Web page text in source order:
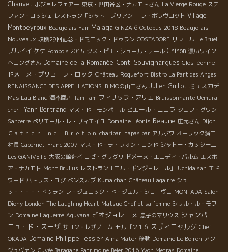
Chauvet ボジョレフェアー 東京・世田谷区・ナカモトさん La Vierge Rouge ステ
ファン・ロッシェ レストラン「シャトーブリアン」 ラ・ポワヴロット Village
Montpeyroux Beaujolais Fair Malaga GINZA 6 Octopus 2018 Beaujolais
Nouveaux 収穫29回記念・ドミニック・ドゥラン COSTADORE リレール Le Bruel
ブルイイ ケケ Pompois 2015 シス・ピエ・シュール・テール Chinon 濃いワイン
へニングさん Domaine de la Romanée-Conti Souvignargues Clos léonine
ドメーヌ・プリューレ・ロック Château Roquefort Bistro La Part des Anges
RENAISSANCE DES APPELLATIONS ＢＭОの山田さん Julien Guillot ミュスカデ
Mas Lau Blanc 酒本商店 Tam Tam フィリップ・アリエ Bruissonnante Uemura
cherf Yann Bertrand マス・ド・モンペール ピエール・ニコラ シェフ・グワン
Sancerre ペリエール・レ・ヴィエイユ Domaine Léonis Beaune 庄元さん Dijon
Ｃａｔｈｅｒｉｎｅ Ｂｒｅｔｏｎ charibari tapas bar アルボワ オーリック濱田
社長 Cabernet-Franc 2007 マス・ド・ラ・フォン・ロンド シャトー・カッシーニ
Les GANIVETS 大阪の醸造者 ロゼ・グリグリ ドメーヌ・エロディ・バルム エスポ
ア・ナカモト Mont Brulius レストラン「エル・ギンジョレール」 Uchida san エド
ワード パトリス・ユグ ベンスカブ Kuma chan Château Lagairre シュ
ッ・・・・・ドゥラン レ・ジュニック・ド・ジュル・ショーヴェ MONTADA Salon
Diony London The Laughing Heart Matsuo Chef et sa femme シリル・ル・モワ
ン Domaine Laguerre Aguyana ビオジョレーヌ 息子のマリウス シャンパー
ニュ・ド・スーザ サロン・レザノニム モルゴン１６ スヴィニャルグ Chef
OKADA Domaine Philippe Tessier Alma Mater 移動 Domaine Le Boiron アン
ジュヴァン Cuvée Baragane Patrimoine Beier 2016 Yvon Metras Domaine